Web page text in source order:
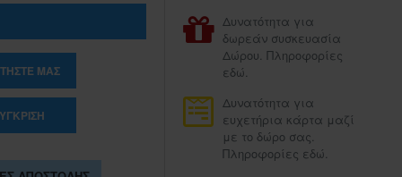
ΜΑΣ
Δυνατότητα για
δωρεάν συσκευασία
Δώρου. Πληροφορίες
εδώ.
Δυνατότητα για
ευχετήρια κάρτα μαζί
με το δώρο σας.
Πληροφορίες εδώ.